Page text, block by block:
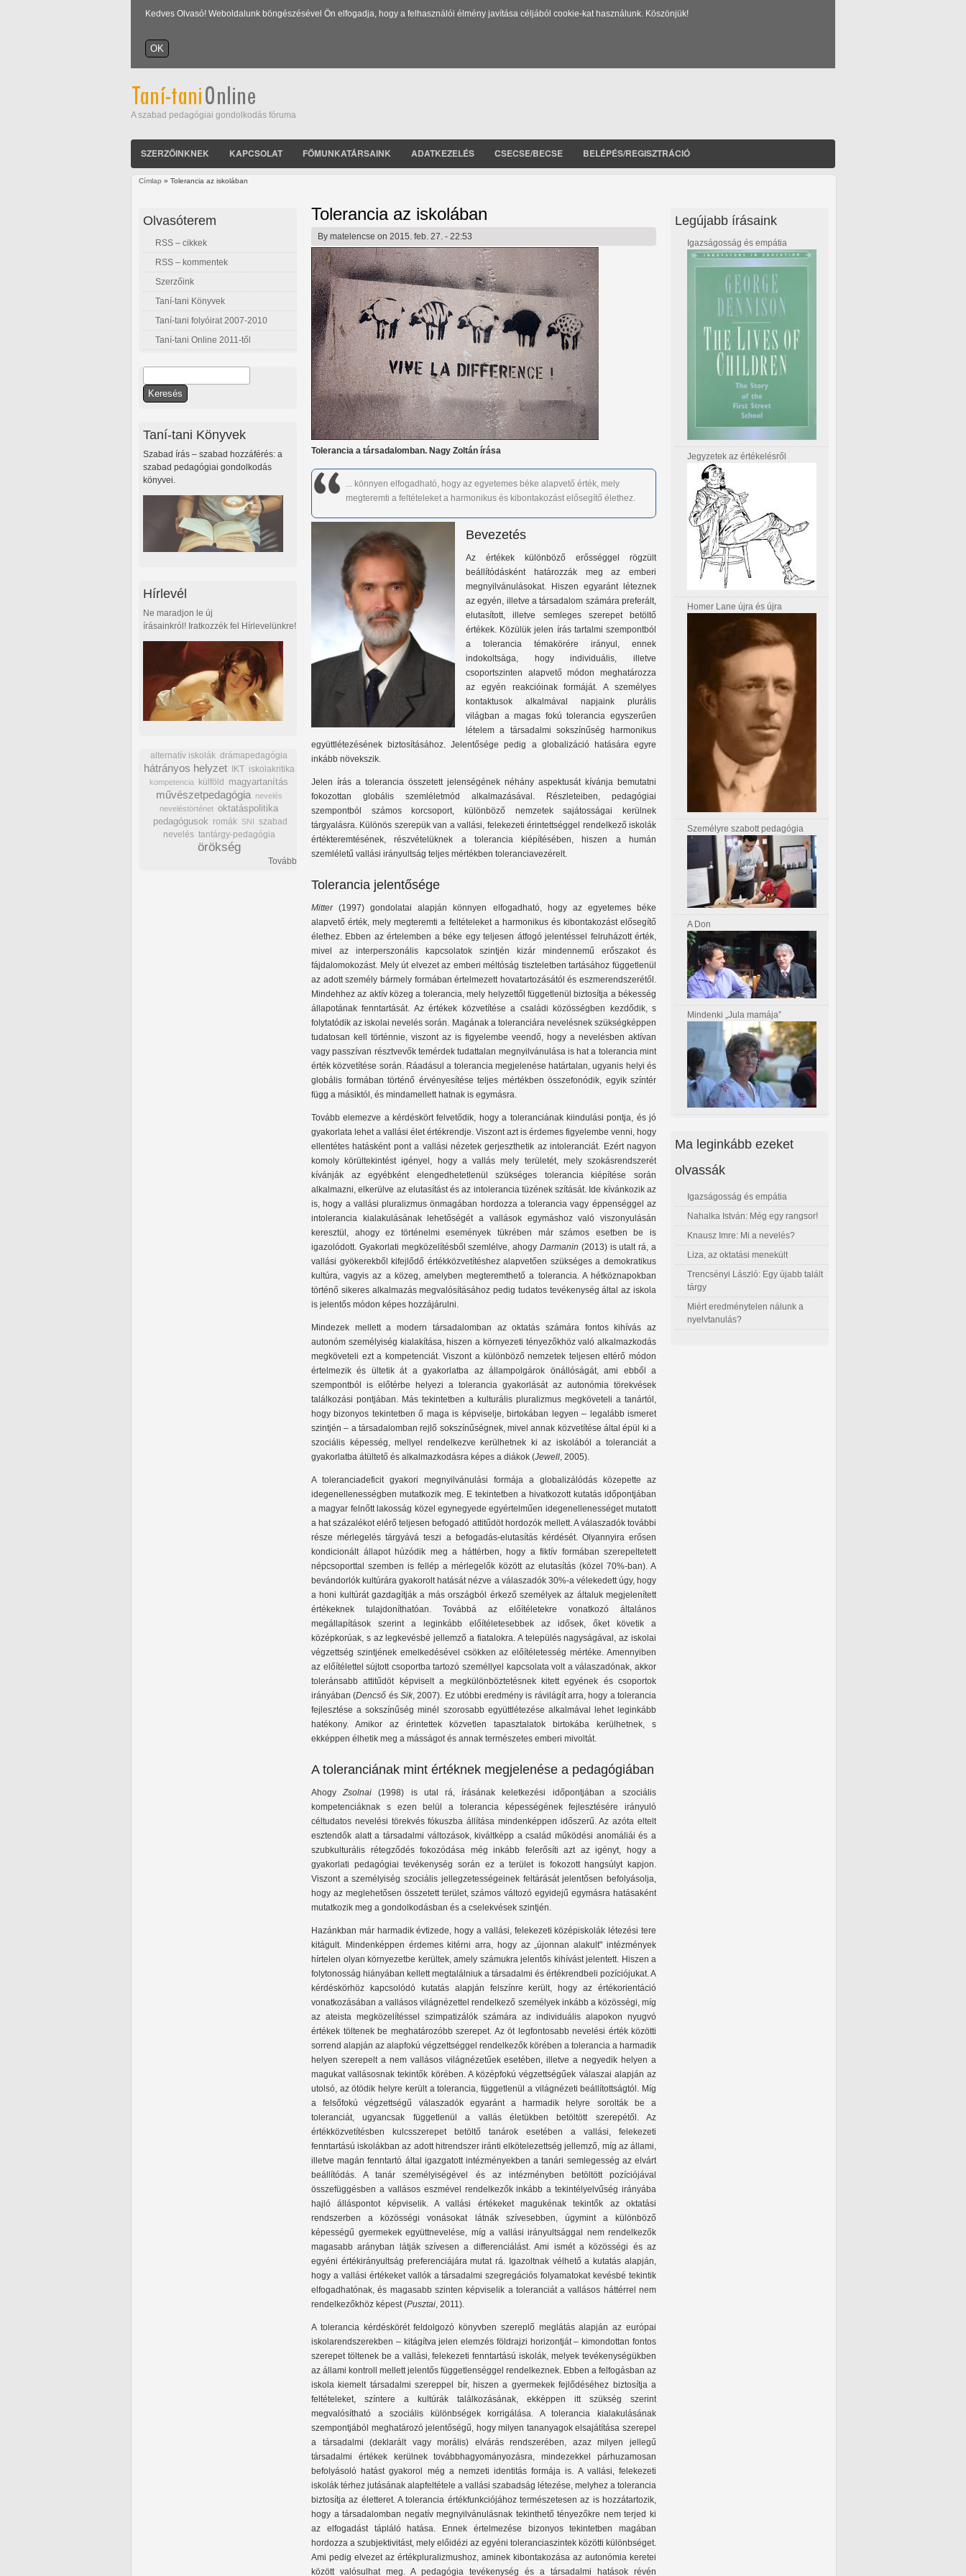
Kedves Olvasó! Weboldalunk böngészésével Ön elfogadja, hogy a felhasználói élmény javítása céljából cookie-kat használunk. Köszönjük!
A szabad pedagógiai gondolkodás fóruma
SZERZŐINKNEK KAPCSOLAT FŐMUNKATÁRSAINK ADATKEZELÉS CSECSE/BECSE BELÉPÉS/REGISZTRÁCIÓ
Címlap » Tolerancia az iskolában
Tolerancia az iskolában
By matelencse on 2015. feb. 27. - 22:53
Tolerancia a társadalomban. Nagy Zoltán írása
... könnyen elfogadható, hogy az egyetemes béke alapvető érték, mely
megteremti a feltételeket a harmonikus és kibontakozást elősegítő élethez.
Bevezetés
Az értékek különböző erősséggel rögzült
beállítódásként határozzák meg az emberi
megnyilvánulásokat. Hiszen egyaránt léteznek
az egyén, illetve a társadalom számára preferált,
elutasított, illetve semleges szerepet betöltő
értékek. Közülük jelen írás tartalmi szempontból
a tolerancia témakörére irányul, ennek
indokoltsága, hogy individuális, illetve
csoportszinten alapvető módon meghatározza
az egyén reakcióinak formáját. A személyes
kontaktusok alkalmával napjaink plurális
világban a magas fokú tolerancia egyszerűen
lételem a társadalmi sokszínűség harmonikus
együttlétezésének biztosításához. Jelentősége pedig a globalizáció hatására egyre
inkább növekszik.
Jelen írás a tolerancia összetett jelenségének néhány aspektusát kívánja bemutatni
fokozottan globális szemléletmód alkalmazásával. Részleteiben, pedagógiai
szempontból számos korcsoport, különböző nemzetek sajátosságai kerülnek
tárgyalásra. Különös szerepük van a vallási, felekezeti érintettséggel rendelkező iskolák
értékteremtésének, részvételüknek a tolerancia kiépítésében, hiszen a humán
szemléletű vallási irányultság teljes mértékben toleranciavezérelt.
Tolerancia jelentősége
Mitter(1997) gondolatai alapján könnyen elfogadható, hogy az egyetemes béke
alapvető érték, mely megteremti a feltételeket a harmonikus és kibontakozást elősegítő
élethez. Ebben az értelemben a béke egy teljesen átfogó jelentéssel felruházott érték,
mivel az interperszonális kapcsolatok szintjén kizár mindennemű erőszakot és
fájdalomokozást. Mely út elvezet az emberi méltóság tiszteletben tartásához függetlenül
az adott személy bármely formában értelmezett hovatartozásától és eszmerendszerétől.
Mindehhez az aktív közeg a tolerancia, mely helyzettől függetlenül biztosítja a békesség
állapotának fenntartását. Az értékek közvetítése a családi közösségben kezdődik, s
folytatódik az iskolai nevelés során. Magának a toleranciára nevelésnek szükségképpen
tudatosan kell történnie, viszont az is figyelembe veendő, hogy a nevelésben aktívan
vagy passzívan résztvevők temérdek tudattalan megnyilvánulása is hat a tolerancia mint
érték közvetítése során. Ráadásul a tolerancia megjelenése határtalan, ugyanis helyi és
globális formában történő érvényesítése teljes mértékben összefonódik, egyik színtér
függ a másiktól, és mindamellett hatnak is egymásra.
Tovább elemezve a kérdéskört felvetődik, hogy a toleranciának kiindulási pontja, és jó
gyakorlata lehet a vallási élet értékrendje. Viszont azt is érdemes figyelembe venni, hogy
ellentétes hatásként pont a vallási nézetek gerjeszthetik az intoleranciát. Ezért nagyon
komoly körültekintést igényel, hogy a vallás mely területét, mely szokásrendszerét
kívánják az egyébként elengedhetetlenül szükséges tolerancia kiépítése során
alkalmazni, elkerülve az elutasítást és az intolerancia tüzének szítását. Ide kívánkozik az
is, hogy a vallási pluralizmus önmagában hordozza a tolerancia vagy éppenséggel az
intolerancia kialakulásának lehetőségét a vallások egymáshoz való viszonyulásán
keresztül, ahogy ez történelmi események tükrében már számos esetben be is
igazolódott. Gyakorlati megközelítésből szemlélve, ahogy Darmanin (2013) is utalt rá, a
vallási gyökerekből kifejlődő értékközvetítéshez alapvetően szükséges a demokratikus
kultúra, vagyis az a közeg, amelyben megteremthető a tolerancia. A hétköznapokban
történő sikeres alkalmazás megvalósításához pedig tudatos tevékenység által az iskola
is jelentős módon képes hozzájárulni.
Mindezek mellett a modern társadalomban az oktatás számára fontos kihívás az
autonóm személyiség kialakítása, hiszen a környezeti tényezőkhöz való alkalmazkodás
megköveteli ezt a kompetenciát. Viszont a különböző nemzetek teljesen eltérő módon
értelmezik és ültetik át a gyakorlatba az állampolgárok önállóságát, ami ebből a
szempontból is előtérbe helyezi a tolerancia gyakorlását az autonómia törekvések
találkozási pontjában. Más tekintetben a kulturális pluralizmus megköveteli a tanártól,
hogy bizonyos tekintetben ő maga is képviselje, birtokában legyen – legalább ismeret
szintjén – a társadalomban rejlő sokszínűségnek, mivel annak közvetítése által épül ki a
szociális képesség, mellyel rendelkezve kerülhetnek ki az iskolából a toleranciát a
gyakorlatba átültető és alkalmazkodásra képes a diákok (Jewell, 2005).
A toleranciadeficit gyakori megnyilvánulási formája a globalizálódás közepette az
idegenellenességben mutatkozik meg. E tekintetben a hivatkozott kutatás időpontjában
a magyar felnőtt lakosság közel egynegyede egyértelműen idegenellenességet mutatott
a hat százalékot elérő teljesen befogadó attitűdöt hordozók mellett. A válaszadók további
része mérlegelés tárgyává teszi a befogadás-elutasítás kérdését. Olyannyira erősen
kondicionált állapot húzódik meg a háttérben, hogy a fiktív formában szerepeltetett
népcsoporttal szemben is fellép a mérlegelők között az elutasítás (közel 70%-ban). A
bevándorlók kultúrára gyakorolt hatását nézve a válaszadók 30%-a vélekedett úgy, hogy
a honi kultúrát gazdagítják a más országból érkező személyek az általuk megjelenített
értékeknek tulajdoníthatóan. Továbbá az előítéletekre vonatkozó általános
megállapítások szerint a leginkább előítéletesebbek az idősek, őket követik a
középkorúak, s az legkevésbé jellemző a fiatalokra. A település nagyságával, az iskolai
végzettség szintjének emelkedésével csökken az előítéletesség mértéke. Amennyiben
az előítélettel sújtott csoportba tartozó személlyel kapcsolata volt a válaszadónak, akkor
toleránsabb attitűdöt képviselt a megkülönböztetésnek kitett egyének és csoportok
irányában (Dencső és Sik, 2007). Ez utóbbi eredmény is rávilágít arra, hogy a tolerancia
fejlesztése a sokszínűség minél szorosabb együttlétezése alkalmával lehet leginkább
hatékony. Amikor az érintettek közvetlen tapasztalatok birtokába kerülhetnek, s
ekképpen élhetik meg a másságot és annak természetes emberi mivoltát.
A toleranciának mint értéknek megjelenése a pedagógiában
AhogyZsolnai(1998) is utal rá, írásának keletkezési időpontjában a szociális
kompetenciáknak s ezen belül a tolerancia képességének fejlesztésére irányuló
céltudatos nevelési törekvés fókuszba állítása mindenképpen időszerű. Az azóta eltelt
esztendők alatt a társadalmi változások, kiváltképp a család működési anomáliái és a
szubkulturális rétegződés fokozódása még inkább felerősíti azt az igényt, hogy a
gyakorlati pedagógiai tevékenység során ez a terület is fokozott hangsúlyt kapjon.
Viszont a személyiség szociális jellegzetességeinek feltárását jelentősen befolyásolja,
hogy az meglehetősen összetett terület, számos változó egyidejű egymásra hatásaként
mutatkozik meg a gondolkodásban és a cselekvések szintjén.
Hazánkban már harmadik évtizede, hogy a vallási, felekezeti középiskolák létezési tere
kitágult. Mindenképpen érdemes kitérni arra, hogy az „újonnan alakult" intézmények
hírtelen olyan környezetbe kerültek, amely számukra jelentős kihívást jelentett. Hiszen a
folytonosság hiányában kellett megtalálniuk a társadalmi és értékrendbeli pozíciójukat. A
kérdéskörhöz kapcsolódó kutatás alapján felszínre került, hogy az értékorientáció
vonatkozásában a vallásos világnézettel rendelkező személyek inkább a közösségi, míg
az ateista megközelítéssel szimpatizálók számára az individuális alapokon nyugvó
értékek töltenek be meghatározóbb szerepet. Az öt legfontosabb nevelési érték közötti
sorrend alapján az alapfokú végzettséggel rendelkezők körében a tolerancia a harmadik
helyen szerepelt a nem vallásos világnézetűek esetében, illetve a negyedik helyen a
magukat vallásosnak tekintők körében. A középfokú végzettségűek válaszai alapján az
utolsó, az ötödik helyre került a tolerancia, függetlenül a világnézeti beállítottságtól. Míg
a felsőfokú végzettségű válaszadók egyaránt a harmadik helyre sorolták be a
toleranciát, ugyancsak függetlenül a vallás életükben betöltött szerepétől. Az
értékközvetítésben kulcsszerepet betöltő tanárok esetében a vallási, felekezeti
fenntartású iskolákban az adott hitrendszer iránti elkötelezettség jellemző, míg az állami,
illetve magán fenntartó által igazgatott intézményekben a tanári semlegesség az elvárt
beállítódás. A tanár személyiségével és az intézményben betöltött pozíciójával
összefüggésben a vallásos eszmével rendelkezők inkább a tekintélyelvűség irányába
hajló álláspontot képviselik. A vallási értékeket magukénak tekintők az oktatási
rendszerben a közösségi vonásokat látnák szívesebben, úgymint a különböző
képességű gyermekek együttnevelése, míg a vallási irányultsággal nem rendelkezők
magasabb arányban látják szívesen a differenciálást. Ami ismét a közösségi és az
egyéni értékirányultság preferenciájára mutat rá. Igazoltnak vélhető a kutatás alapján,
hogy a vallási értékeket vallók a társadalmi szegregációs folyamatokat kevésbé tekintik
elfogadhatónak, és magasabb szinten képviselik a toleranciát a vallásos háttérrel nem
rendelkezőkhöz képest (Pusztai, 2011).
A tolerancia kérdéskörét feldolgozó könyvben szereplő meglátás alapján az európai
iskolarendszerekben – kitágítva jelen elemzés földrajzi horizontját – kimondottan fontos
szerepet töltenek be a vallási, felekezeti fenntartású iskolák, melyek tevékenységükben
az állami kontroll mellett jelentős függetlenséggel rendelkeznek. Ebben a felfogásban az
iskola kiemelt társadalmi szereppel bír, hiszen a gyermekek fejlődéséhez biztosítja a
feltételeket, színtere a kultúrák találkozásának, ekképpen itt szükség szerint
megvalósítható a szociális különbségek korrigálása. A tolerancia kialakulásának
szempontjából meghatározó jelentőségű, hogy milyen tananyagok elsajátítása szerepel
a társadalmi (deklarált vagy morális) elvárás rendszerében, azaz milyen jellegű
társadalmi értékek kerülnek továbbhagyományozásra, mindezekkel párhuzamosan
befolyásoló hatást gyakorol még a nemzeti identitás formája is. A vallási, felekezeti
iskolák térhez jutásának alapfeltétele a vallási szabadság létezése, melyhez a tolerancia
biztosítja az életteret. A tolerancia értékfunkciójához természetesen az is hozzátartozik,
hogy a társadalomban negatív megnyilvánulásnak tekinthető tényezőkre nem terjed ki
az elfogadást tápláló hatása. Ennek értelmezése bizonyos tekintetben magában
hordozza a szubjektivitást, mely előidézi az egyéni toleranciaszintek közötti különbséget.
Ami pedig elvezet az értékpluralizmushoz, aminek kibontakozása az autonómia keretei
között valósulhat meg. A pedagógia tevékenység és a társadalmi hatások révén
Olvasóterem
RSS – cikkek
RSS – kommentek
Szerzőink
Taní-tani Könyvek
Taní-tani folyóirat 2007-2010
Taní-tani Online 2011-től
Keresés űrlap
Taní-tani Könyvek
Szabad írás – szabad hozzáférés: a
szabad pedagógiai gondolkodás
könyvei.
Hírlevél
Ne maradjon le új
írásainkról! Iratkozzék fel Hírlevelünkre!
alternatív iskolák drámapedagógia
hátrányos helyzet IKT iskolakritika
kompetencia külföld magyartanítás
művészetpedagógia
nevelés
neveléstörténet oktatáspolitika
pedagógusok romák SNI szabad
nevelés tantárgy-pedagógia
örökség
Tovább
Legújabb írásaink
Igazságosság és empátia
Jegyzetek az értékelésről
Homer Lane újra és újra
Személyre szabott pedagógia
A Don
Mindenki „Jula mamája”
Ma leginkább ezeket
olvassák
Igazságosság és empátia
Nahalka István: Még egy rangsor!
Knausz Imre: Mi a nevelés?
Liza, az oktatási menekült
Trencsényi László: Egy újabb talált
tárgy
Miért eredménytelen nálunk a
nyelvtanulás?